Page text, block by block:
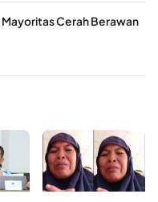
Cerah Berawan